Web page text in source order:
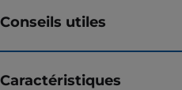
Conseils utiles
Caractéristiques